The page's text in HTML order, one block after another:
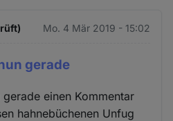
Mo. 4 Mär 2019 - 15:02
gerade
einen Kommentar
hahnebüchenen Unfug